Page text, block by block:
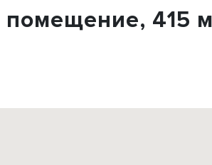
Отдельное здание
415